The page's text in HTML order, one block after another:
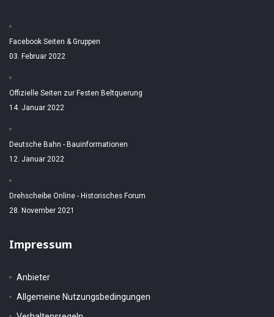
Facebook Seiten & Gruppen
03. Februar 2022
Offizielle Seiten zur Festen Beltquerung
14. Januar 2022
Deutsche Bahn - Bauinformationen
12. Januar 2022
Drehscheibe Online - Historisches Forum
28. November 2021
Impressum
Anbieter
Allgemeine Nutzungsbedingungen